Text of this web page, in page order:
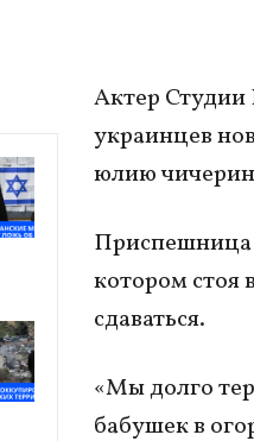
Актер
украинцев
юлию
Приспешница
котором стоя
сдаваться.
«Мы долго
бабушек в